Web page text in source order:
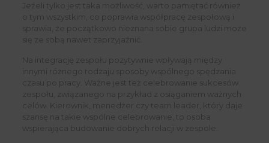
Jeżeli tylko jest taka możliwość, warto pamiętać również
o tym wszystkim, co poprawia współpracę zespołową i
sprawia, że początkowo nieznana sobie grupa ludzi może
się ze sobą nawet zaprzyjaźnić.
Na integrację zespołu pozytywnie wpływają między
innymi różnego rodzaju sposoby wspólnego spędzania
czasu po pracy. Ważne jest też celebrowanie sukcesów
zespołu, związanego na przykład z osiąganiem ważnych
celów. Kierownik, menedżer czy team leader, który daje
szansę na takie wspólne celebrowanie, to osoba
wspierająca budowanie dobrych relacji w zespole.